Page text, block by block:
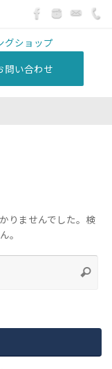
問い合わせ
りませんでした。検
。